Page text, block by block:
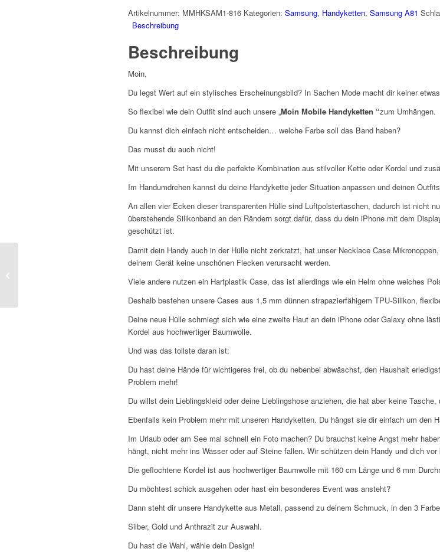
-
Rot
Artikelnummer: MMHKSAM1-816 Kategorien: Samsung, Handyketten, Samsung A81
Beschreibung
Beschreibung
Moin,
Du legst Wert auf ein stylisches Erscheinungsbild? In Sachen Mode macht dir keiner
So flexibel wie dein Outfit sind auch unsere „Moin Mobile Handyketten “zum Umhängen.
Du kannst dich einfach nicht entscheiden… welche Farbe soll das Band haben?
Das musst du auch nicht!
Mit unserem Set hast du die perfekte Kombination aus stilvoller Kette oder Kordel und
Im Handumdrehen kannst du deine Handykette jeder Situation anpassen und deinen
An allen vier Ecken dieser transparenten Hülle sind Luftpolstertaschen, dadurch ist nicht
überstehende Silikonband an den Rändern sorgt dafür, dass du dein iPhone mit dem
geschützt ist.
Damit dein Handy auch in der Hülle nicht zerkratzt, hat unser Necklace Case
deinem Gerät keine unschönen Flecken verursacht werden.
Viele andere nutzen ein Hartplastik Case, das ist allerdings wie ein Helm ohne weiches
Deshalb bestehen unsere Cases aus 1,5 mm dünnen strapazierfähigem TPU-Silikon,
Deine neue Hülle schmiegt sich wie eine zweite Haut an dein iPhone oder Galaxy ohne
Kordel aus hochwertiger Baumwolle.
Und was das tollste daran ist:
Du hast deine Hände für wichtigeres frei, ob du nebenbei abwäschst, den Haushalt
Problem mehr!
Du willst dein Lieblingskleid oder deine Lieblingshose anziehen, die hat aber keine
Ebenfalls kein Problem mehr mit unseren Handyketten. Du hängst sie dir einfach um den
Im Urlaub oder am See mal schnell ein Foto machen? Du brauchst keine Angst mehr
hängt, nicht mehr ins Wasser oder auf Steine fallen. Wir schützen dein Handy und dich
Die geflochtene Kordel ist aus hochwertiger Baumwolle mit 160 cm Länge und 6 mm
Du möchtest schick ausgehen oder hast ein besonderes Event was ansteht?
Dann steht dir unsere Handykette aus Metall, passend zu deinem Schmuck, in den 3
Silber, Gold und Anthrazit zur Auswahl.
Du hast die Wahl, wähle dein Design!